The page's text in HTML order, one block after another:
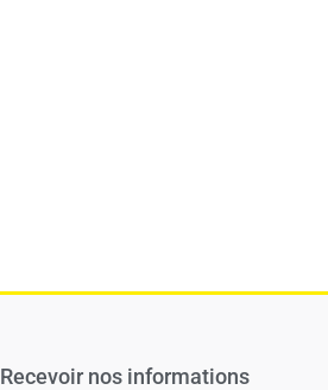
Recevoir nos informations